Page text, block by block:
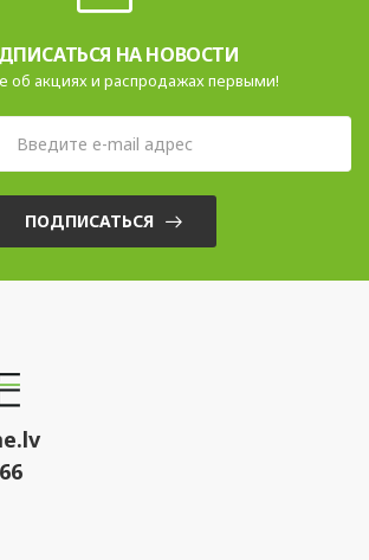
НА НОВОСТИ
об акциях и распродажах первыми!
ПОДПИСАТЬСЯ